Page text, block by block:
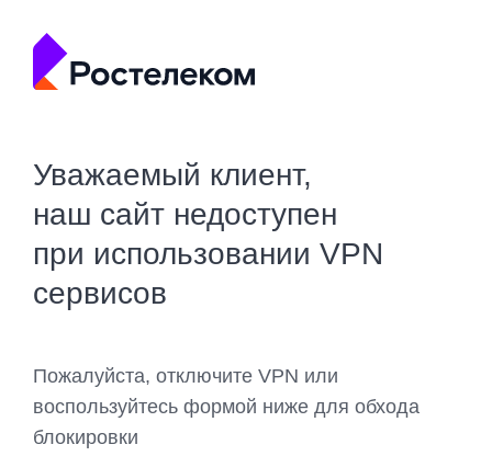
Уважаемый клиент,
наш сайт недоступен
при использовании VPN
сервисов
Пожалуйста, отключите VPN или
воспользуйтесь формой ниже для обхода
блокировки